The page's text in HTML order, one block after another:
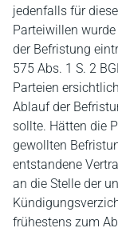
jedenfalls für
Parteiwillen
der Befristung
575 Abs. 1 S. 2
Parteien
Ablauf der
sollte. Hätten die
gewollten
entstandene
an die Stelle der
frühestens zum